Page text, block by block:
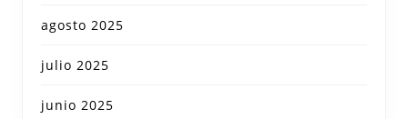
agosto 2025
julio 2025
junio 2025